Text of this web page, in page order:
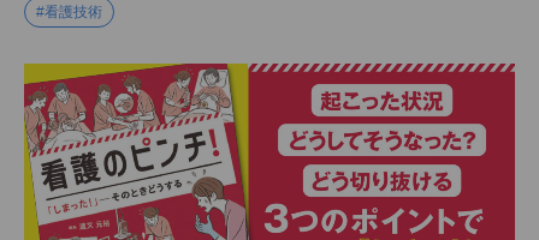
#看護技術